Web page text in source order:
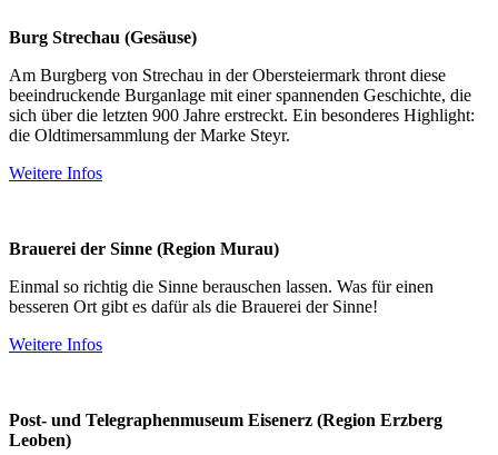
Burg Strechau (Gesäuse)
Am Burgberg von Strechau in der Obersteiermark thront diese
beeindruckende Burganlage mit einer spannenden Geschichte, die
sich über die letzten 900 Jahre erstreckt. Ein besonderes Highlight:
die Oldtimersammlung der Marke Steyr.
Weitere Infos
Brauerei der Sinne (Region Murau)
Einmal so richtig die Sinne berauschen lassen. Was für einen
besseren Ort gibt es dafür als die Brauerei der Sinne!
Weitere Infos
Post- und Telegraphenmuseum Eisenerz (Region Erzberg
Leoben)